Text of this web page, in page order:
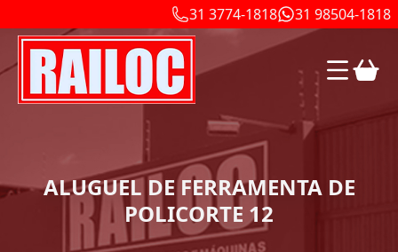
31 3774-1818 31 98504-1818
ALUGUEL DE FERRAMENTA DE
POLICORTE 12